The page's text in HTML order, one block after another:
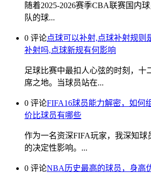
随着2025-2026赛季CBA联赛国内
队的球...
0 评论点球可以补射,点球补射规则
补射吗,点球新规有何影响
足球比赛中最扣人心弦的时刻，十
席之地。当球员站在...
0 评论FIFA16球员能力解密，如何
价比球员有哪些
作为一名资深FIFA玩家，我深知球
的决定性影响。...
0 评论NBA历史最高的球员，身高